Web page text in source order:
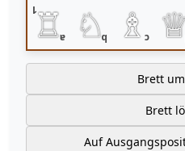
1
a
♖ b
♘ c
♗
Brett
Brett
Auf